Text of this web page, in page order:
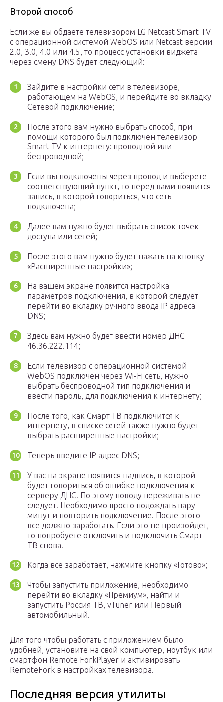
Второй способ
Если же вы обдаете телевизором LG Netcast Smart TV
с операционной системой WebOS или Netcast версии
2.0, 3.0, 4.0 или 4.5, то процесс установки виджета
через смену DNS будет следующий:
Зайдите в настройки сети в телевизоре,
работающем на WebOS, и перейдите во вкладку
Сетевой подключение;
После этого вам нужно выбрать способ, при
помощи которого был подключен телевизор
Smart TV к интернету: проводной или
беспроводной;
Если вы подключены через провод и выберете
соответствующий пункт, то перед вами появится
запись, в которой говориться, что сеть
подключена;
Далее вам нужно будет выбрать список точек
доступа или сетей;
После этого вам нужно будет нажать на кнопку
«Расширенные настройки»;
На вашем экране появится настройка
параметров подключения, в которой следует
перейти во вкладку ручного ввода IP адреса
DNS;
Здесь вам нужно будет ввести номер ДНС
46.36.222.114;
Если телевизор с операционной системой
WebOS подключен через Wi-Fi сеть, нужно
выбрать беспроводной тип подключения и
ввести пароль, для подключения к интернету;
После того, как Смарт ТВ подключится к
интернету, в списке сетей также нужно будет
выбрать расширенные настройки;
Теперь введите IP адрес DNS;
У вас на экране появится надпись, в которой
будет говориться об ошибке подключения к
серверу ДНС. По этому поводу переживать не
следует. Необходимо просто подождать пару
минут и повторить подключение. После этого
все должно заработать. Если это не произойдет,
то попробуете отключить и подключить Смарт
ТВ снова.
Когда все заработает, нажмите кнопку «Готово»;
Чтобы запустить приложение, необходимо
перейти во вкладку «Премиум», найти и
запустить Россия ТВ, vTuner или Первый
автомобильный.
Для того чтобы работать с приложением было
удобней, установите на свой компьютер, ноутбук или
смартфон Remote ForkPlayer и активировать
RemoteFork в настройках телевизора.
Последняя версия утилиты